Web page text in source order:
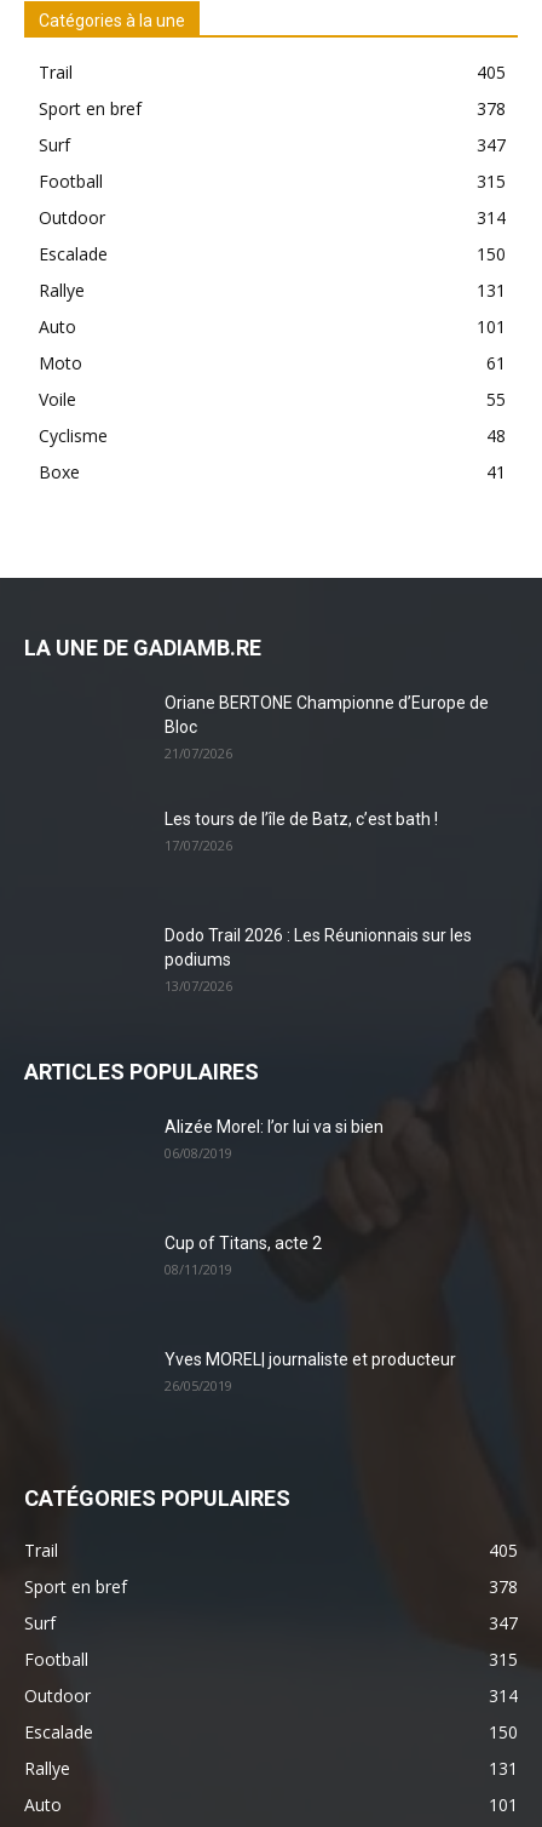
Catégories à la une
Trail
405
Sport en bref
378
Surf
347
Football
315
Outdoor
314
Escalade
150
Rallye
131
Auto
101
Moto
61
Voile
55
Cyclisme
48
Boxe
41
LA UNE DE GADIAMB.RE
Oriane BERTONE Championne d’Europe de
Bloc
21/07/2026
Les tours de l’île de Batz, c’est bath !
17/07/2026
Dodo Trail 2026 : Les Réunionnais sur les
podiums
13/07/2026
ARTICLES POPULAIRES
Alizée Morel: l’or lui va si bien
06/08/2019
Cup of Titans, acte 2
08/11/2019
Yves MOREL| journaliste et producteur
26/05/2019
CATÉGORIES POPULAIRES
Trail
405
Sport en bref
378
Surf
347
Football
315
Outdoor
314
Escalade
150
Rallye
131
Auto
101